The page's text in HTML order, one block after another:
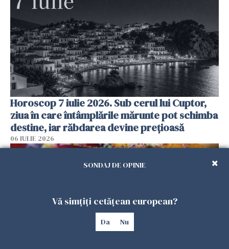
Horoscop 7 iulie 2026. Sub cerul lui Cuptor,
ziua în care întâmplările mărunte pot schimba
destine, iar răbdarea devine prețioasă
06 IULIE 2026
SONDAJ DE OPINIE
Vă simțiți cetățean european?
Da Nu